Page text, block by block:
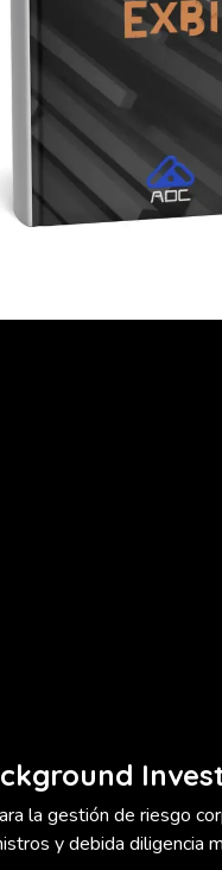
la gestión de riesgo
y debida diligencia